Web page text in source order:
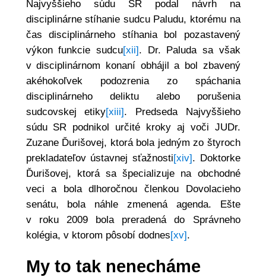
Najvyššieho súdu SR podal návrh na
disciplinárne stíhanie sudcu Paludu, ktorému na
čas disciplinárneho stíhania bol pozastavený
výkon funkcie sudcu[xii]. Dr. Paluda sa však
v disciplinárnom konaní obhájil a bol zbavený
akéhokoľvek podozrenia zo spáchania
disciplinárneho deliktu alebo porušenia
sudcovskej etiky[xiii]. Predseda Najvyššieho
súdu SR podnikol určité kroky aj voči JUDr.
Zuzane Ďurišovej, ktorá bola jedným zo štyroch
prekladateľov ústavnej sťažnosti[xiv]. Doktorke
Ďurišovej, ktorá sa špecializuje na obchodné
veci a bola dlhoročnou členkou Dovolacieho
senátu, bola náhle zmenená agenda. Ešte
v roku 2009 bola preradená do Správneho
kolégia, v ktorom pôsobí dodnes[xv].
My to tak nenecháme